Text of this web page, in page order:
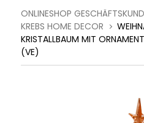
ONLINESHOP
KREBS HOME DECOR
KRISTALLBAUM MIT
(VE)